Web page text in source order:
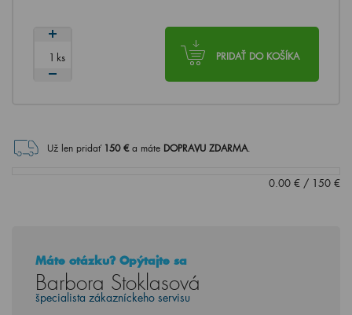
PRIDAŤ DO KOŠÍKA
ks
Už len pridať 150€ a máte DOPRAVU ZDARMA.
0.00 € / 150 €
Máte otázku? Opýtajte sa
Barbora Stoklasová
špecialista zákazníckeho servisu